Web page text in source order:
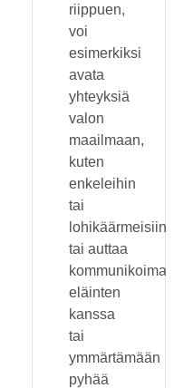
riippuen,
voi
esimerkiksi
avata
yhteyksiä
valon
maailmaan,
kuten
enkeleihin
tai
lohikäärmeisiin,
tai auttaa
kommunikoimaan
eläinten
kanssa
tai
ymmärtämään
pyhää